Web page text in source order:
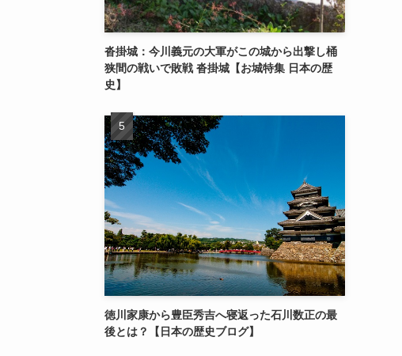
沓掛城：今川義元の大軍がこの城から出撃し桶
狭間の戦いで敗戦 沓掛城【お城特集 日本の歴
史】
徳川家康から豊臣秀吉へ寝返った石川数正の最
後とは？【日本の歴史ブログ】